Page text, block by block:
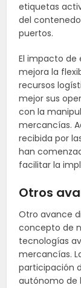
etiquetas
del
puertos.
El impacto de
mejora la
recursos
mejor sus
con la
mercancías.
recibida por
han
facilitar la
Otros
Otro avance
concepto de
tecnologías
mercancías.
participación
autónomo de